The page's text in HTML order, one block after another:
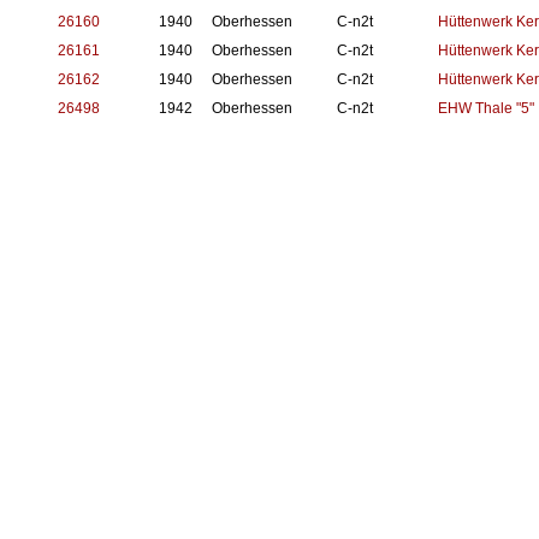
26160
1940 Oberhessen C-n2t
Hüttenwerk
26161
1940 Oberhessen C-n2t
Hüttenwerk
26162
1940 Oberhessen C-n2t
Hüttenwerk
26498
1942 Oberhessen C-n2t EHW Thale "5"